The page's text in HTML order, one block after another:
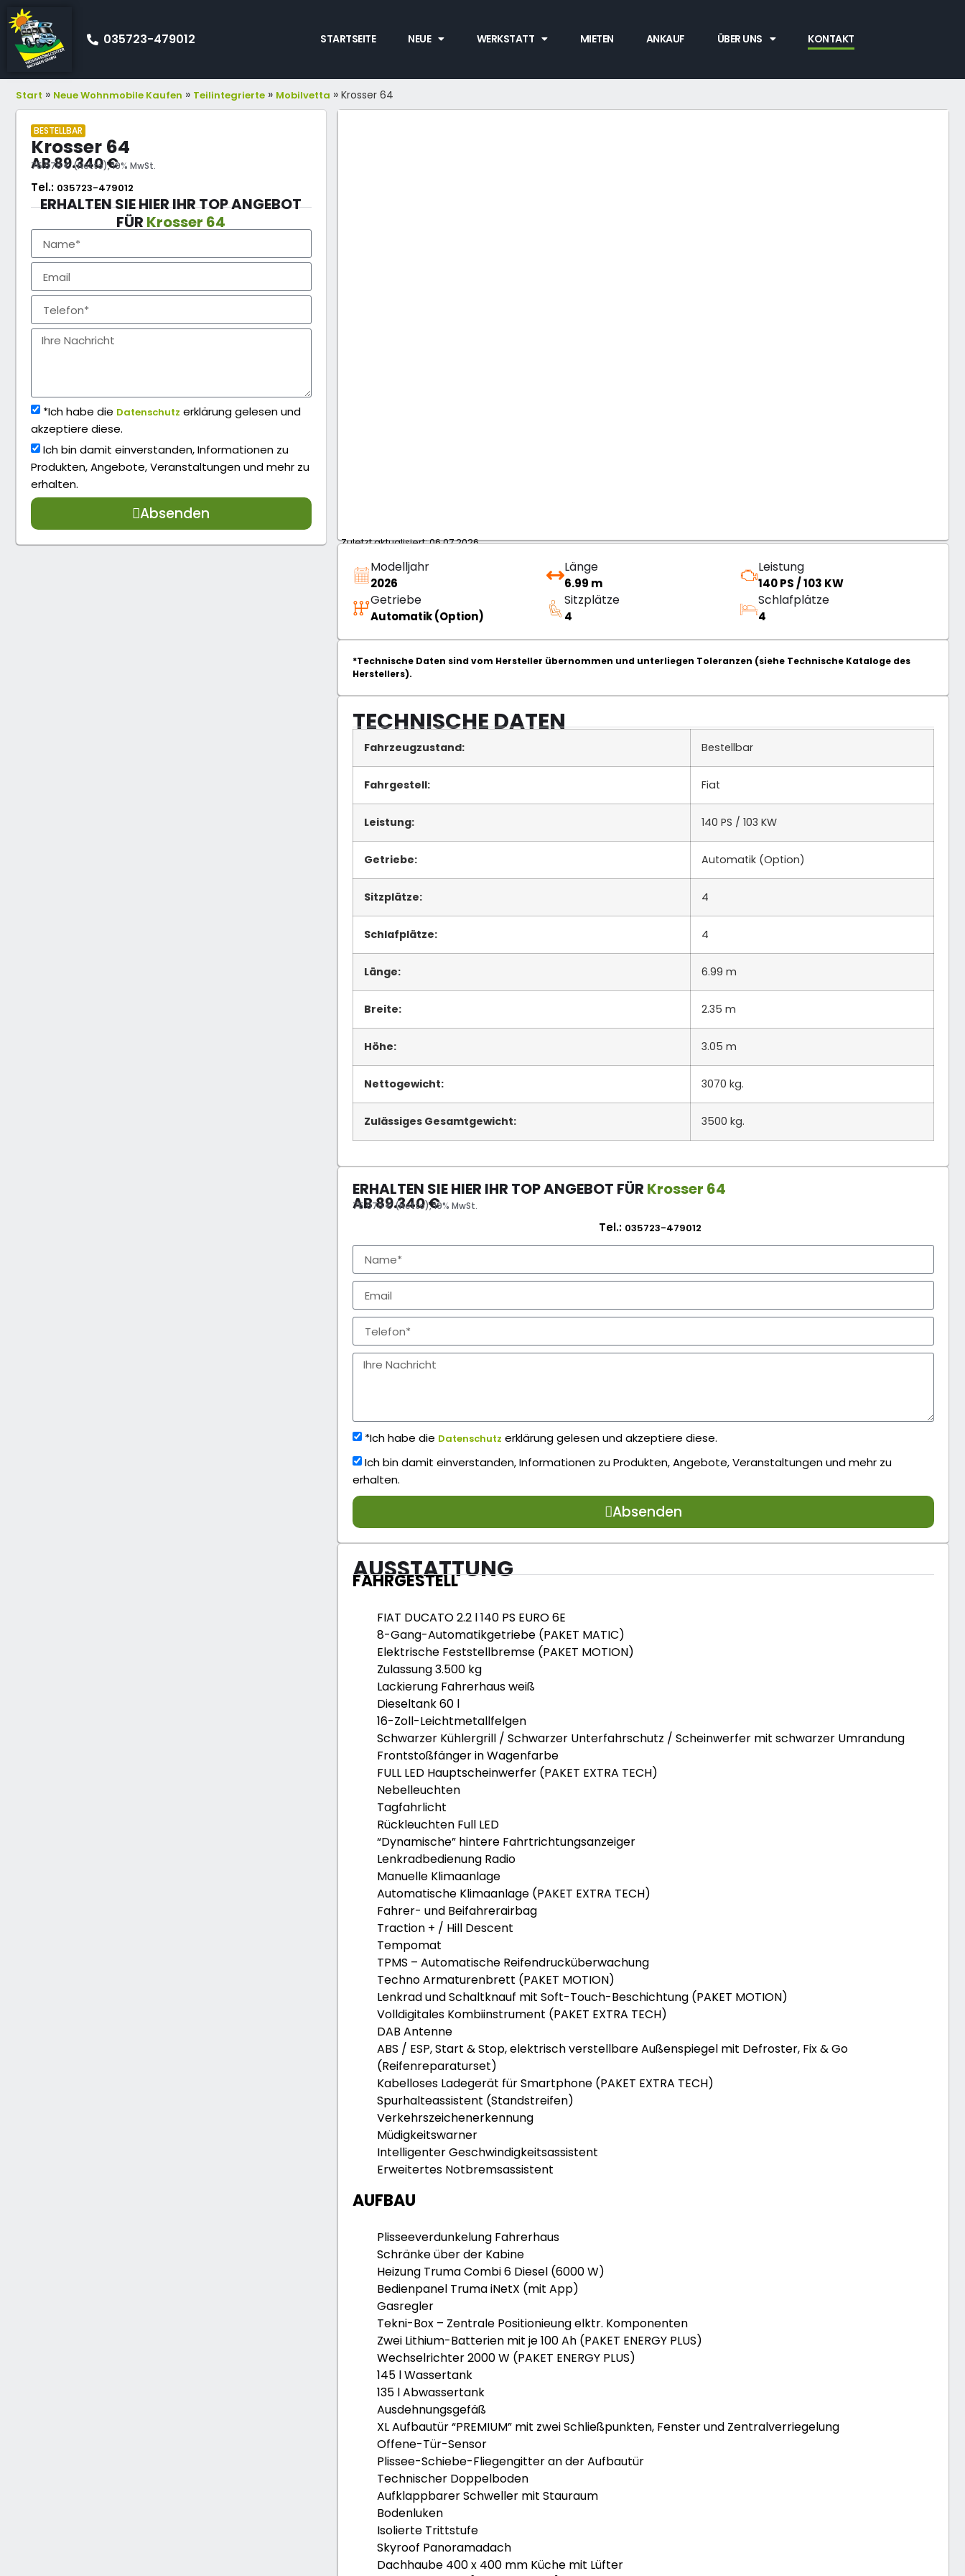
035723-479012 STARTSEITE NEUE WERKSTATT MIETEN ANKAUF ÜBER UNS KONTAKT
Start » Neue Wohnmobile Kaufen » Teilintegrierte » Mobilvetta » Krosser 64
BESTELLBAR
Krosser 64
AB89.340€
75.076 € (Netto), 19% MwSt.
Tel.: 035723-479012
ERHALTEN SIE HIER IHR TOP ANGEBOT
FÜR Krosser 64
*Ich habe die Datenschutz erklärung gelesen und
akzeptiere diese.
Ich bin damit einverstanden, Informationen zu
Produkten, Angebote, Veranstaltungen und mehr zu
erhalten.
Absenden
Zuletzt aktualisiert: 06.07.2026
Modelljahr
2026
Länge
6.99 m
Leistung
140 PS / 103 KW
Getriebe
Automatik (Option)
Sitzplätze
4
Schlafplätze
4
*Technische Daten sind vom Hersteller übernommen und unterliegen Toleranzen (siehe Technische Kataloge des
Herstellers).
TECHNISCHE DATEN
Fahrzeugzustand: Bestellbar
Fahrgestell: Fiat
Leistung: 140 PS / 103 KW
Getriebe: Automatik (Option)
Sitzplätze: 4
Schlafplätze: 4
Länge: 6.99 m
Breite: 2.35 m
Höhe: 3.05 m
Nettogewicht: 3070 kg.
Zulässiges Gesamtgewicht: 3500 kg.
ERHALTEN SIE HIER IHR TOP ANGEBOT FÜR Krosser 64
AB89.340€
75.076 € (Netto), 19% MwSt.
Tel.: 035723-479012
*Ich habe die Datenschutz erklärung gelesen und akzeptiere diese.
Ich bin damit einverstanden, Informationen zu Produkten, Angebote, Veranstaltungen und mehr zu
erhalten.
Absenden
AUSSTATTUNG
FAHRGESTELL
FIAT DUCATO 2.2 l 140 PS EURO 6E
8-Gang-Automatikgetriebe (PAKET MATIC)
Elektrische Feststellbremse (PAKET MOTION)
Zulassung 3.500 kg
Lackierung Fahrerhaus weiß
Dieseltank 60 l
16-Zoll-Leichtmetallfelgen
Schwarzer Kühlergrill / Schwarzer Unterfahrschutz / Scheinwerfer mit schwarzer Umrandung
Frontstoßfänger in Wagenfarbe
FULL LED Hauptscheinwerfer (PAKET EXTRA TECH)
Nebelleuchten
Tagfahrlicht
Rückleuchten Full LED
“Dynamische” hintere Fahrtrichtungsanzeiger
Lenkradbedienung Radio
Manuelle Klimaanlage
Automatische Klimaanlage (PAKET EXTRA TECH)
Fahrer- und Beifahrerairbag
Traction + / Hill Descent
Tempomat
TPMS – Automatische Reifendrucküberwachung
Techno Armaturenbrett (PAKET MOTION)
Lenkrad und Schaltknauf mit Soft-Touch-Beschichtung (PAKET MOTION)
Volldigitales Kombiinstrument (PAKET EXTRA TECH)
DAB Antenne
ABS / ESP, Start & Stop, elektrisch verstellbare Außenspiegel mit Defroster, Fix & Go
(Reifenreparaturset)
Kabelloses Ladegerät für Smartphone (PAKET EXTRA TECH)
Spurhalteassistent (Standstreifen)
Verkehrszeichenerkennung
Müdigkeitswarner
Intelligenter Geschwindigkeitsassistent
Erweitertes Notbremsassistent
AUFBAU
Plisseeverdunkelung Fahrerhaus
Schränke über der Kabine
Heizung Truma Combi 6 Diesel (6000 W)
Bedienpanel Truma iNetX (mit App)
Gasregler
Tekni-Box – Zentrale Positionieung elktr. Komponenten
Zwei Lithium-Batterien mit je 100 Ah (PAKET ENERGY PLUS)
Wechselrichter 2000 W (PAKET ENERGY PLUS)
145 l Wassertank
135 l Abwassertank
Ausdehnungsgefäß
XL Aufbautür “PREMIUM” mit zwei Schließpunkten, Fenster und Zentralverriegelung
Offene-Tür-Sensor
Plissee-Schiebe-Fliegengitter an der Aufbautür
Technischer Doppelboden
Aufklappbarer Schweller mit Stauraum
Bodenluken
Isolierte Trittstufe
Skyroof Panoramadach
Dachhaube 400 x 400 mm Küche mit Lüfter